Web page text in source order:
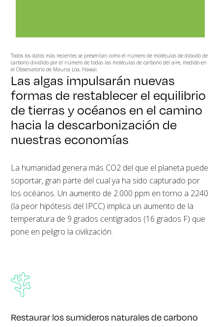
Las algas impulsarán nuevas
formas de restablecer el equilibrio
de tierras y océanos en el camino
hacia la descarbonización de
nuestras economías
La humanidad genera más CO2 del que el planeta puede
soportar, gran parte del cual ya ha sido capturado por
los océanos. Un aumento de 2.000 ppm en torno a 2240
(la peor hipótesis del IPCC) implica un aumento de la
temperatura de 9 grados centígrados (16 grados F) que
pone en peligro la civilización.
Todos los datos más recientes se presentan como el número de moléculas de dióxido de
carbono dividido por el número de todas las moléculas de carbono del aire, medido en
el Observatorio de Mauna Loa, Hawai.
Restaurar los sumideros naturales de carbono